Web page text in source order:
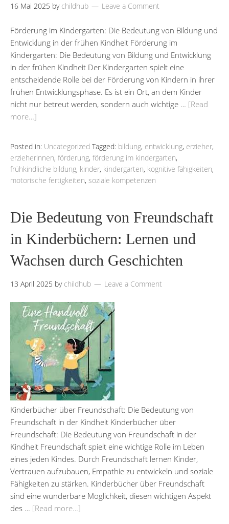
16 Mai 2025 by childhub Leave a Comment
Förderung im Kindergarten: Die Bedeutung von Bildung und
Entwicklung in der frühen Kindheit Förderung im
Kindergarten: Die Bedeutung von Bildung und Entwicklung
in der frühen Kindheit Der Kindergarten spielt eine
entscheidende Rolle bei der Förderung von Kindern in ihrer
frühen Entwicklungsphase. Es ist ein Ort, an dem Kinder
nicht nur betreut werden, sondern auch wichtige … [Read
more…]
Posted in: Uncategorized Tagged: bildung, entwicklung, erzieher,
erzieherinnen, förderung, förderung im kindergarten,
frühkindliche bildung, kinder, kindergarten, kognitive fähigkeiten,
motorische fertigkeiten, soziale kompetenzen
Die Bedeutung von Freundschaft
in Kinderbüchern: Lernen und
Wachsen durch Geschichten
13 April 2025 by childhub Leave a Comment
Kinderbücher über Freundschaft: Die Bedeutung von
Freundschaft in der Kindheit Kinderbücher über
Freundschaft: Die Bedeutung von Freundschaft in der
Kindheit Freundschaft spielt eine wichtige Rolle im Leben
eines jeden Kindes. Durch Freundschaft lernen Kinder,
Vertrauen aufzubauen, Empathie zu entwickeln und soziale
Fähigkeiten zu stärken. Kinderbücher über Freundschaft
sind eine wunderbare Möglichkeit, diesen wichtigen Aspekt
des … [Read more…]